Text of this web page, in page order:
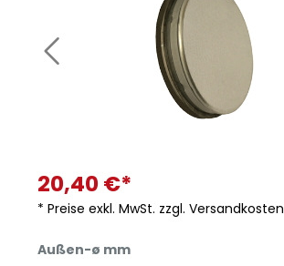
20,40 €*
* Preise exkl. MwSt. zzgl. Versandkosten
Außen-ø mm